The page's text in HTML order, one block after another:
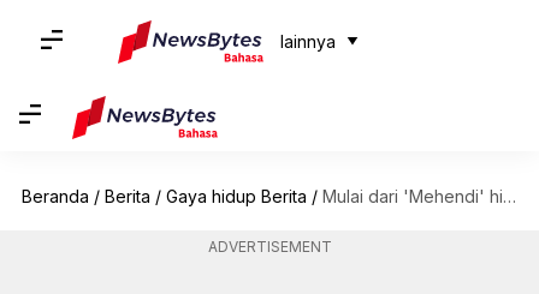
lainnya
Beranda / Berita / Gaya hidup Berita / Mulai dari 'Mehendi' hingga upaca pernikahan, ide pakaian untuk pernikahan sahabat Anda
ADVERTISEMENT